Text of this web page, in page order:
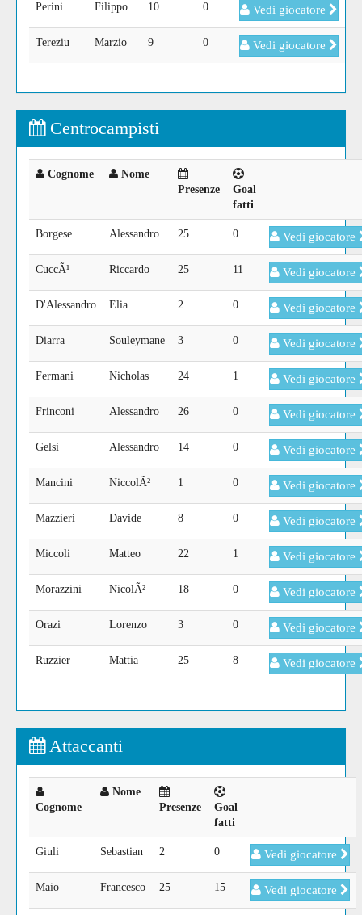
Perini Filippo 10 0 Vedi giocatore
Tereziu Marzio 9 0 Vedi giocatore
Centrocampisti
Cognome
Nome
Presenze
Goal
fatti
Borgese Alessandro 25 0 Vedi giocatore
CuccÃ¹ Riccardo 25 11 Vedi giocatore
D'Alessandro Elia 2 0 Vedi giocatore
Diarra Souleymane 3 0 Vedi giocatore
Fermani Nicholas 24 1 Vedi giocatore
Frinconi Alessandro 26 0 Vedi giocatore
Gelsi Alessandro 14 0 Vedi giocatore
Mancini NiccolÃ² 1 0 Vedi giocatore
Mazzieri Davide 8 0 Vedi giocatore
Miccoli Matteo 22 1 Vedi giocatore
Morazzini NicolÃ² 18 0 Vedi giocatore
Orazi Lorenzo 3 0 Vedi giocatore
Ruzzier Mattia 25 8 Vedi giocatore
Attaccanti
Cognome
Nome
Presenze
Goal
fatti
Giuli Sebastian 2 0 Vedi giocatore
Maio Francesco 25 15 Vedi giocatore